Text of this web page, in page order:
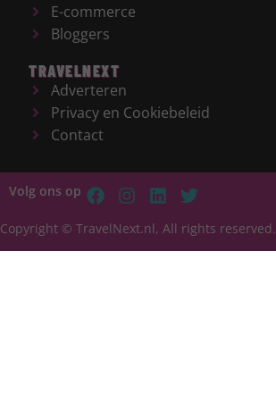
E-commerce
Bloggers
TRAVELNEXT
Adverteren
Privacy en Cookiebeleid
Contact
Volg ons op
Copyright © TravelNext.nl, All rights reserved.